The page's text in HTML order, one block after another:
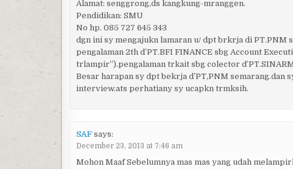
Alamat: senggrong,ds kangkung-mranggen.
Pendidikan: SMU
No hp. 085 727 645 343
dgn ini sy mengajukn lamaran u/ dpt brkrja di
pengalaman 2th d’PT.BFI FINANCE sbg Account
trlampir”).pengalaman trkait sbg colector
Besar harapan sy dpt bekrja d’PT,PNM
interview.ats perhatiany sy ucapkn trmksih.
SAF says:
December 23, 2013 at 7:46 am
Mohon Maaf Sebelumnya mas mas yang udah